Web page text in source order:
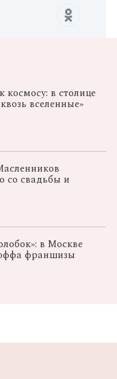
в столице
вселенные»
со свадьбы и
в Москве
франшизы